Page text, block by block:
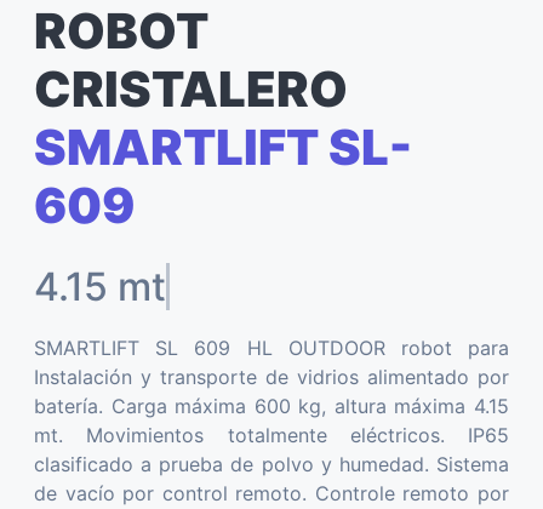
ROBOT
CRISTALERO
SMARTLIFT SL-
609
4.15
SMARTLIFT SL 609 HL OUTDOOR robot para
Instalación y transporte de vidrios alimentado por
batería. Carga máxima 600 kg, altura máxima 4.15
mt. Movimientos totalmente eléctricos. IP65
clasificado a prueba de polvo y humedad. Sistema
de vacío por control remoto. Controle remoto por